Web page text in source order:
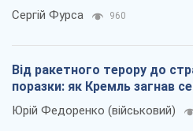
Сергій Фурса 960
Від ракетного терору до
поразки: як Кремль загнав
Юрій Федоренко (військовий)